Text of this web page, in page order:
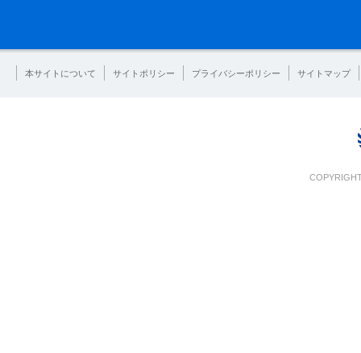
本サイトについて サイトポリシー プライバシーポリシー サイトマップ